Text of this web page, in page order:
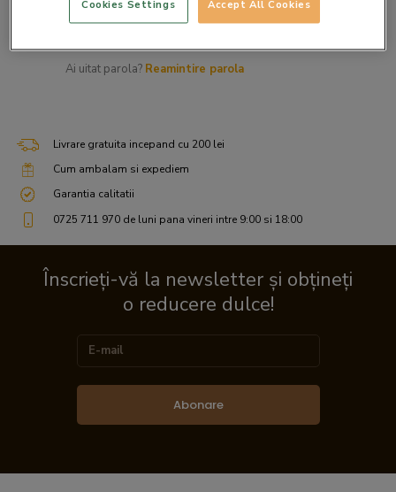
Ai uitat parola? Reamintire parola
Livrare gratuita incepand cu 200 lei
Cum ambalam si expediem
Garantia calitatii
0725 711 970 de luni pana vineri intre 9:00 si 18:00
Înscrieți-vă la newsletter și obțineți
o reducere dulce!
Abonare
Accept All Cookies
Cookies Settings